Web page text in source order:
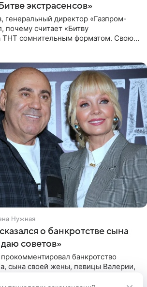
экстрасенсов»
генеральный директор «Газпром-
почему считает «Битву
ТНТ сомнительным форматом. Свою
Нужная
о банкротстве сына
советов»
банкротство
сына своей жены, певицы Валерии,